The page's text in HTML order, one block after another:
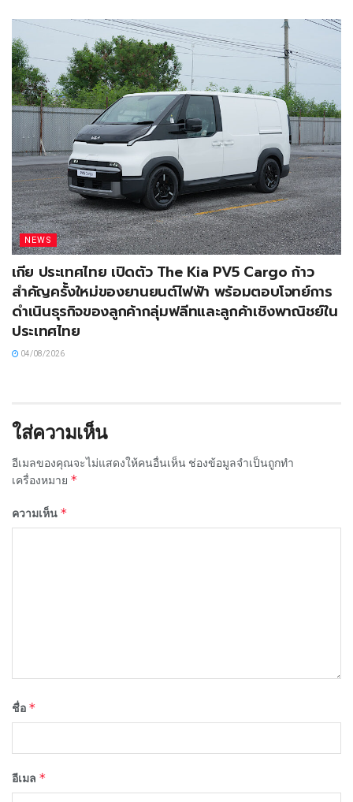
NEWS
เกีย ประเทศไทย เปิดตัว The Kia PV5 Cargo ก้าว
สำคัญครั้งใหม่ของยานยนต์ไฟฟ้า พร้อมตอบโจทย์การ
ดำเนินธุรกิจของลูกค้ากลุ่มฟลีทและลูกค้าเชิงพาณิชย์ใน
ประเทศไทย
04/08/2026
ใส่ความเห็น
อีเมลของคุณจะไม่แสดงให้คนอื่นเห็น ช่องข้อมูลจำเป็นถูกทำ
เครื่องหมาย *
ความเห็น *
ชื่อ *
อีเมล *